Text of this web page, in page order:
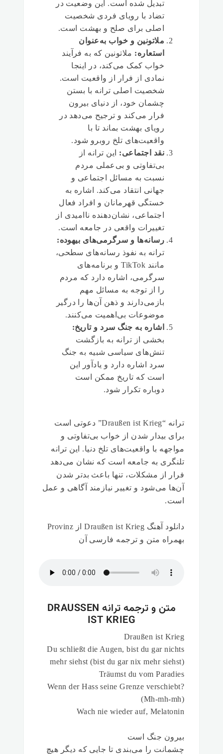
تبدیل شده است. این وضعیت در
تضاد با رویای فردی شخصیت
اصلی برای صلح و بهشت است.
ملاتونین و خواب به‌عنوان
استعاره: ملاتونین که به فرآیند
خواب کمک می‌کند، در اینجا
نمادی از فرار از واقعیت است.
شخصیت اصلی ترانه با بستن
چشمان خود، از دنیای بیرون
فرار می‌کند و ترجیح می‌دهد در
رویای بهشت بماند تا با
واقعیت‌های تلخ روبرو شود.
نقد اجتماعی: این ترانه از
بی‌تفاوتی و بی‌عملی مردم
نسبت به مسائل اجتماعی و
جهانی انتقاد می‌کند. اشاره به
خستگی قهرمانان و افراد فعال
اجتماعی، نشان‌دهنده ناامیدی از
تغییرات واقعی در جامعه است.
رسانه‌ها و سرگرمی‌های بیهوده:
ترانه به نفوذ رسانه‌های سطحی،
مانند TikTok و برنامه‌های
سرگرمی، اشاره دارد که مردم
را از توجه به مسائل مهم
بازمی‌دارند و ذهن آن‌ها را درگیر
موضوعات بی‌اهمیت می‌کنند.
اشاره به جنگ سرد و تاریخ:
بخشی از ترانه به بازگشت
تنش‌های سیاسی شبیه به جنگ
سرد اشاره دارد و یادآور این
است که تاریخ ممکن است
دوباره تکرار شود.
ترانه “Draußen ist Krieg” دعوتی است
برای بیدار شدن از خواب بی‌تفاوتی و
مواجهه با واقعیت‌های تلخ دنیا. این ترانه
تلنگری به جامعه است که نشان می‌دهد
فرار از مشکلات، تنها باعث بدتر شدن
آن‌ها می‌شود و تغییر نیازمند آگاهی و عمل
است.
دانلود آهنگ Draußen ist Krieg از Provinz
بهمراه متن و ترجمه فارسی آن
متن و ترجمه ترانه DRAUSSEN I
ST KRIEG
Draußen ist Krieg
Du schließt die Augen, bist du gar nichts
mehr siehst (bist du gar nix mehr siehst)
Träumst du vom Paradies
Wenn der Hass seine Grenze verschiebt?
(Mh-mh-mh)
Wach nie wieder auf, Melatonin
بیرون جنگ است
چشمانت را می‌بندی تا جایی که دیگر هیچ